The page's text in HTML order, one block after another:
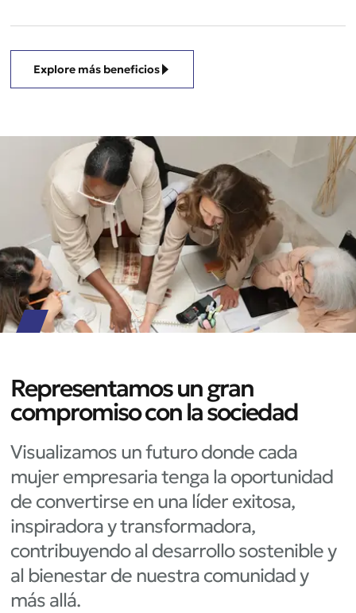
Explore más beneficios
Representamos un gran
compromiso con la sociedad
Visualizamos un futuro donde cada
mujer empresaria tenga la oportunidad
de convertirse en una líder exitosa,
inspiradora y transformadora,
contribuyendo al desarrollo sostenible y
al bienestar de nuestra comunidad y
más allá.